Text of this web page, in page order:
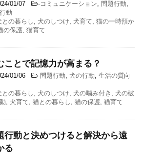
01/07 -コミュニケーション 問題行動
動
との暮らし
犬のしつけ 犬育て 猫の一時預か
の保護 猫育て
ことで記憶力が高まる？
01/06 -問題行動 犬の行動 生活の質向
との暮らし
犬のしつけ 犬の噛み付き
犬の破
犬育て 猫との暮らし 猫の保護 猫育て
行動と決めつけると解決から遠
る